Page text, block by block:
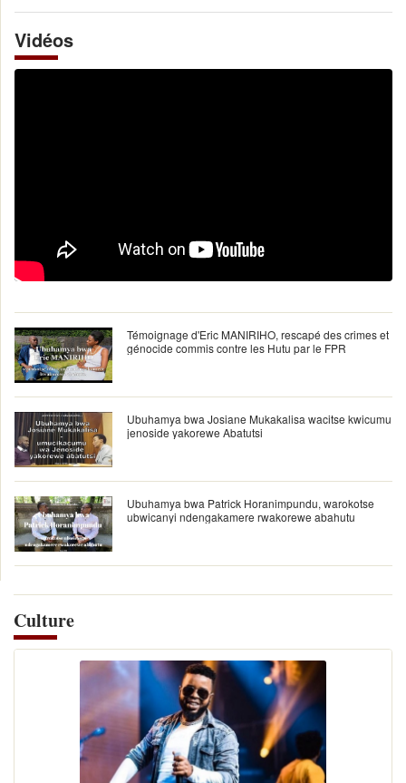
Vidéos
Témoignage d'Eric MANIRIHO, rescapé des crimes et
génocide commis contre les Hutu par le FPR
Ubuhamya bwa Josiane Mukakalisa wacitse kwicumu
jenoside yakorewe Abatutsi
Ubuhamya bwa Patrick Horanimpundu, warokotse
ubwicanyi ndengakamere rwakorewe abahutu
Culture